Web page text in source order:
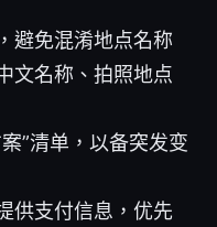
避免混淆地点名称
文名称、拍照地点
”清单，以备突发变
供支付信息，优先